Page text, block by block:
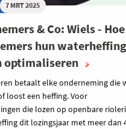
7 MRT 2025
& Co: Wiels - Hoe
hun waterheffing
optimaliseren
betaalt elke onderneming die
loost een heffing. Voor
die lozen op openbare
dit lozingsjaar met meer dan